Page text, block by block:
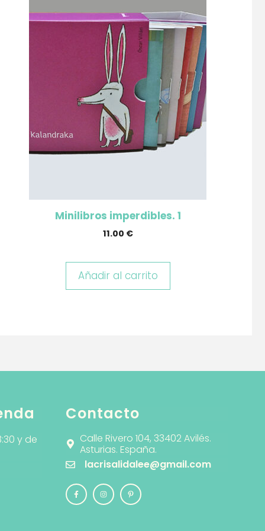
Minilibros imperdibles. 1
11.00 €
Añadir al carrito
y de
Contacto
Calle Rivero 104, 33402 Avilés.
Asturias. España.
lacrisalidalee@gmail.com